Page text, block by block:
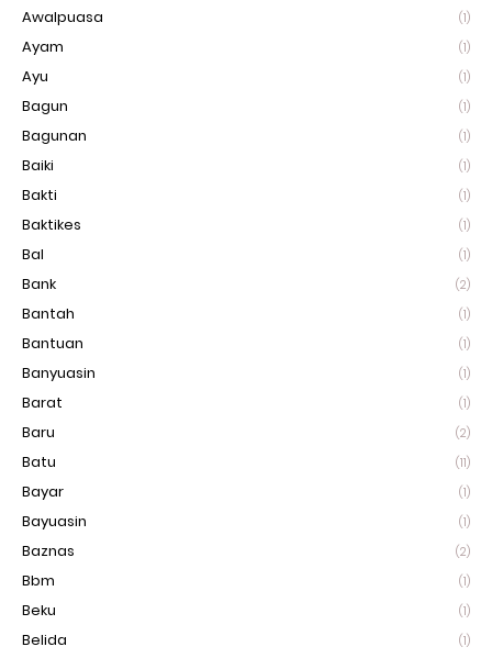
Awalpuasa (1)
Ayam (1)
Ayu (1)
Bagun (1)
Bagunan (1)
Baiki (1)
Bakti (1)
Baktikes (1)
Bal (1)
Bank (2)
Bantah (1)
Bantuan (1)
Banyuasin (1)
Barat (1)
Baru (2)
Batu (11)
Bayar (1)
Bayuasin (1)
Baznas (2)
Bbm (1)
Beku (1)
Belida (1)